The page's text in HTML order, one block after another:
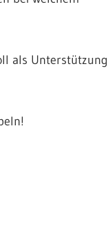
als Unterstützung